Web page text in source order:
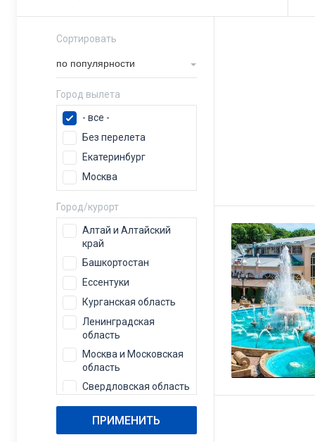
Сортировать
по популярности
Город вылета
- все -
Без перелета
Екатеринбург
Москва
Город/курорт
Алтай и Алтайский
край
Башкортостан
Ессентуки
Курганская область
Ленинградская
область
Москва и Московская
область
Свердловская область
Татарстан
Тюменская область
ПРИМЕНИТЬ